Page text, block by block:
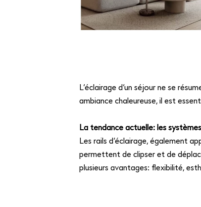
L’éclairage d’un séjour ne se
ambiance chaleureuse, il est
La tendance actuelle: les
Les rails d’éclairage, également
permettent de clipser et de
plusieurs avantages: flexibilité,